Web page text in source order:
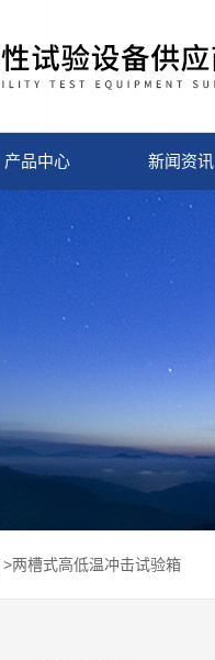
产品中心 新闻资讯
>两槽式高低温冲击试验箱